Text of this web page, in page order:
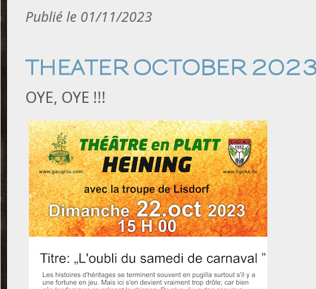
Publié le 01/11/2023
THEATER OCTOBER
OYE, OYE !!!